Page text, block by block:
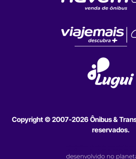
Copyright © 2007-2026 Ônibus &
reservados.